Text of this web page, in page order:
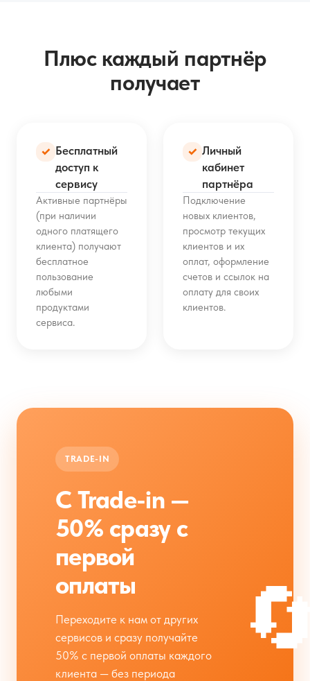
Плюс каждый партнёр
получает
✓ Бесплатный
доступ к
сервису
Активные партнёры
(при наличии
одного платящего
клиента) получают
бесплатное
пользование
любыми
продуктами
сервиса.
✓ Личный
кабинет
партнёра
Подключение
новых клиентов,
просмотр текущих
клиентов и их
оплат, оформление
счетов и ссылок на
оплату для своих
клиентов.
TRADE-IN
С Trade-in —
50% сразу с
первой
оплаты
Переходите к нам от других
сервисов и сразу получайте
50% с первой оплаты каждого
клиента — без периода